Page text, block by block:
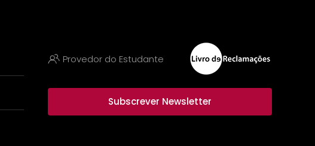
Provedor do Estudante
Subscrever Newsletter